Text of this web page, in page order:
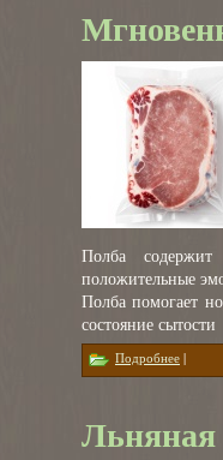
Полба
положительные
Полба помогает
состояние сытости
Подробнее о
|